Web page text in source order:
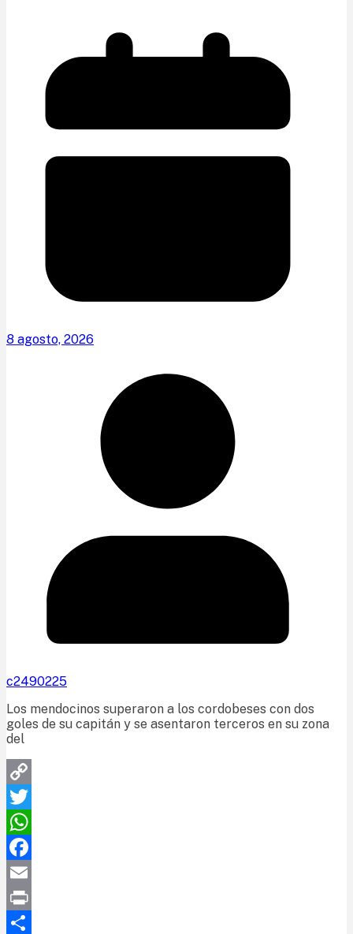
8 agosto, 2026
c2490225
Los mendocinos superaron a los cordobeses con dos
goles de su capitán y se asentaron terceros en su zona
del
Copy
Link
Twitter
WhatsApp
Facebook
Email
Print